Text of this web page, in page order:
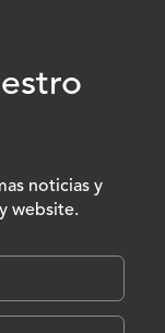
noticias y
website.